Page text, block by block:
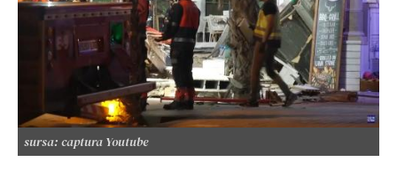
sursa: captura Youtube